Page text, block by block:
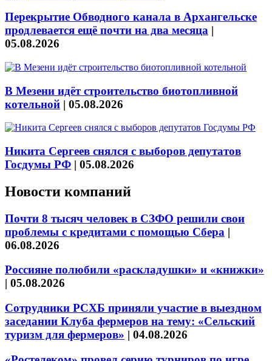
Перекрытие Обводного канала в Архангельске
продлевается ещё почти на два месяца |
05.08.2026
В Мезени идёт строительство биотопливной
котельной | 05.08.2026
Никита Сергеев снялся с выборов депутатов
Госдумы РФ | 05.08.2026
Новости компаний
Почти 8 тысяч человек в СЗФО решили свои
проблемы с кредитами с помощью Сбера |
06.08.2026
Россияне полюбили «раскладушки» и «книжки»
| 05.08.2026
Сотрудники РСХБ приняли участие в выездном
заседании Клуба фермеров на тему: «Сельский
туризм для фермеров» | 04.08.2026